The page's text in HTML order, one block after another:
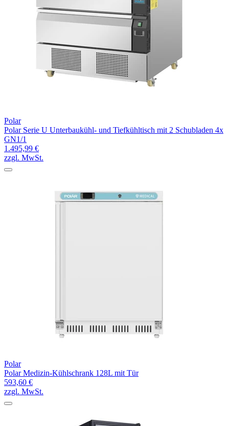
Polar
Polar Serie U Unterbaukühl- und Tiefkühltisch mit 2 Schubladen 4x
GN1/1
1.495,99 €
zzgl. MwSt.
Polar
Polar Medizin-Kühlschrank 128L mit Tür
593,60 €
zzgl. MwSt.